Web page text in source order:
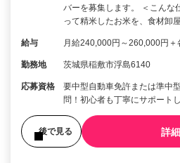
バーを募集します。 ＜こんな
って精米したお米を、食材卸
給与 月給240,000円～260,000円＋
勤務地 茨城県稲敷市浮島6140
応募資格
要中型自動車免許または準
問！初心者も丁寧にサポート
後で見る 詳